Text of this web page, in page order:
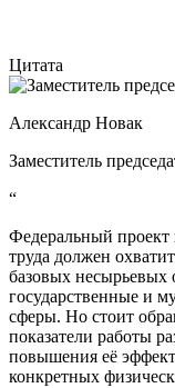
Цитата
Александр Новак
Заместитель
“
Федеральный
труда должен
базовых несырьевых
государственные и
сферы. Но стоит
показатели работы
повышения её
конкретных